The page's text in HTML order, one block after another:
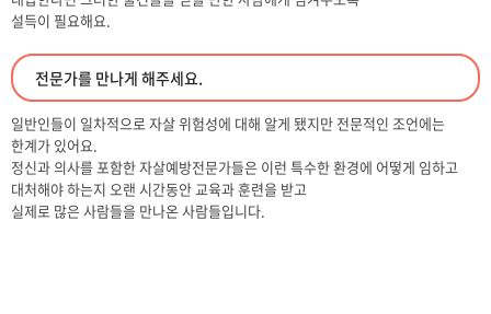
설득이 필요해요.
전문가를 만나게 해주세요.
일반인들이 일차적으로 자살 위험성에 대해 알게 됐지만 전문적인 조언에는
한계가 있어요.
정신과 의사를 포함한 자살예방전문가들은 이런 특수한 환경에 어떻게 임하고
대처해야 하는지 오랜 시간동안 교육과 훈련을 받고
실제로 많은 사람들을 만나온 사람들입니다.